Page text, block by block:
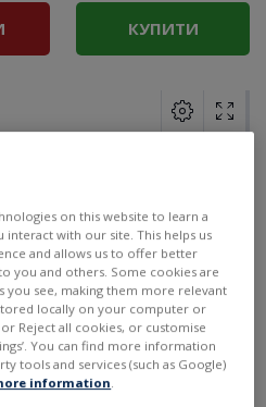
КУПИТИ
on this website to learn a
with our site. This helps us
and allows us to offer better
you and others. Some cookies are
you see, making them more relevant
locally on your computer or
Reject all cookies, or customise
You can find more information
tools and services (such as Google)
information